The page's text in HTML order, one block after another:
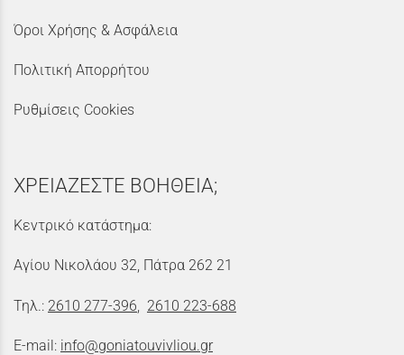
Όροι Χρήσης & Ασφάλεια
Πολιτική Απορρήτου
Ρυθμίσεις Cookies
ΧΡΕΙΑΖΕΣΤΕ ΒΟΗΘΕΙΑ;
Κεντρικό κατάστημα:
Αγίου Νικολάου 32, Πάτρα 262 21
Τηλ.: 2610 277-396 2610 223-688
E-mail: info@goniatouvivliou.gr